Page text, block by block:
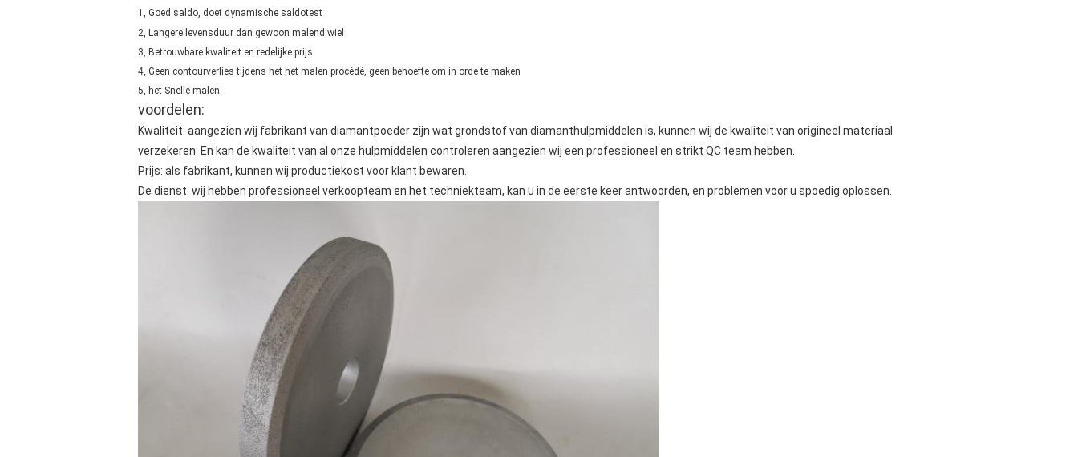
1, Goed saldo, doet dynamische saldotest
2, Langere levensduur dan gewoon malend wiel
3, Betrouwbare kwaliteit en redelijke prijs
4, Geen contourverlies tijdens het het malen procédé, geen behoefte om in orde te maken
5, het Snelle malen
voordelen:
Kwaliteit: aangezien wij fabrikant van diamantpoeder zijn wat grondstof van diamanthulpmiddelen is, kunnen wij de kwaliteit van origineel materiaal
verzekeren. En kan de kwaliteit van al onze hulpmiddelen controleren aangezien wij een professioneel en strikt QC team hebben.
Prijs: als fabrikant, kunnen wij productiekost voor klant bewaren.
De dienst: wij hebben professioneel verkoopteam en het techniekteam, kan u in de eerste keer antwoorden, en problemen voor u spoedig oplossen.